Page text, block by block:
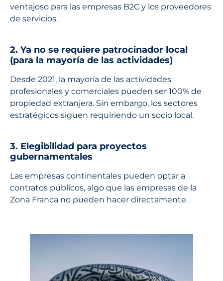
ventajoso para las empresas B2C y los proveedores
de servicios.
2. Ya no se requiere patrocinador local
(para la mayoría de las actividades)
Desde 2021, la mayoría de las actividades
profesionales y comerciales pueden ser 100% de
propiedad extranjera. Sin embargo, los sectores
estratégicos siguen requiriendo un socio local.
3. Elegibilidad para proyectos
gubernamentales
Las empresas continentales pueden optar a
contratos públicos, algo que las empresas de la
Zona Franca no pueden hacer directamente.